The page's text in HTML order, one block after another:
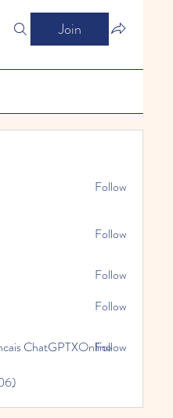
Join
Follow
Follow
Follow
Follow
ChatGPTXOnlineFollow